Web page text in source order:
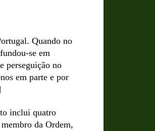
Quando no
se em
perseguição no
em parte e por
inclui quatro
da Ordem,